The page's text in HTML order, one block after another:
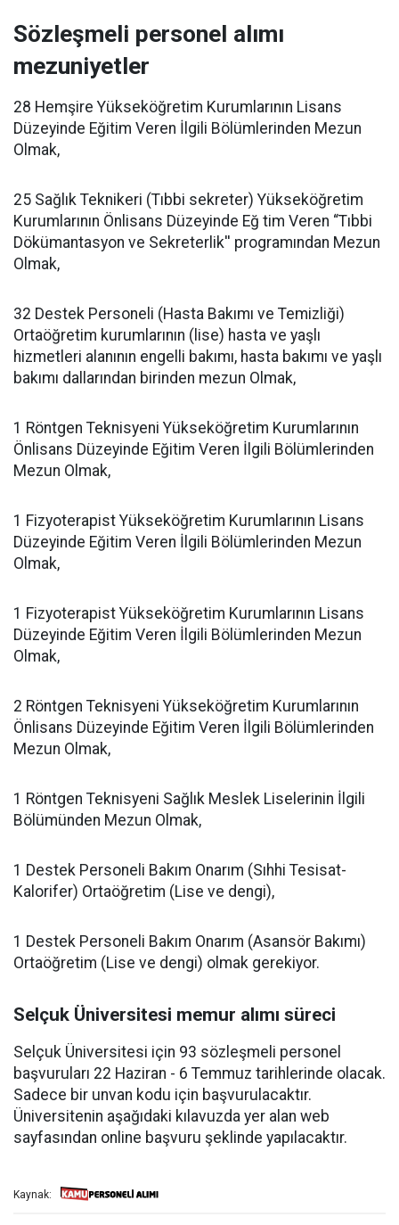
Sözleşmeli personel alımı
mezuniyetler
28 Hemşire Yükseköğretim Kurumlarının Lisans
Düzeyinde Eğitim Veren İlgili Bölümlerinden Mezun
Olmak,
25 Sağlık Teknikeri (Tıbbi sekreter) Yükseköğretim
Kurumlarının Önlisans Düzeyinde Eğ tim Veren “Tıbbi
Dökümantasyon ve Sekreterlik'' programından Mezun
Olmak,
32 Destek Personeli (Hasta Bakımı ve Temizliği)
Ortaöğretim kurumlarının (lise) hasta ve yaşlı
hizmetleri alanının engelli bakımı, hasta bakımı ve yaşlı
bakımı dallarından birinden mezun Olmak,
1 Röntgen Teknisyeni Yükseköğretim Kurumlarının
Önlisans Düzeyinde Eğitim Veren İlgili Bölümlerinden
Mezun Olmak,
1 Fizyoterapist Yükseköğretim Kurumlarının Lisans
Düzeyinde Eğitim Veren İlgili Bölümlerinden Mezun
Olmak,
1 Fizyoterapist Yükseköğretim Kurumlarının Lisans
Düzeyinde Eğitim Veren İlgili Bölümlerinden Mezun
Olmak,
2 Röntgen Teknisyeni Yükseköğretim Kurumlarının
Önlisans Düzeyinde Eğitim Veren İlgili Bölümlerinden
Mezun Olmak,
1 Röntgen Teknisyeni Sağlık Meslek Liselerinin İlgili
Bölümünden Mezun Olmak,
1 Destek Personeli Bakım Onarım (Sıhhi Tesisat-
Kalorifer) Ortaöğretim (Lise ve dengi),
1 Destek Personeli Bakım Onarım (Asansör Bakımı)
Ortaöğretim (Lise ve dengi) olmak gerekiyor.
Selçuk Üniversitesi memur alımı süreci
Selçuk Üniversitesi için 93 sözleşmeli personel
başvuruları 22 Haziran - 6 Temmuz tarihlerinde olacak.
Sadece bir unvan kodu için başvurulacaktır.
Üniversitenin aşağıdaki kılavuzda yer alan web
sayfasından online başvuru şeklinde yapılacaktır.
Kaynak: